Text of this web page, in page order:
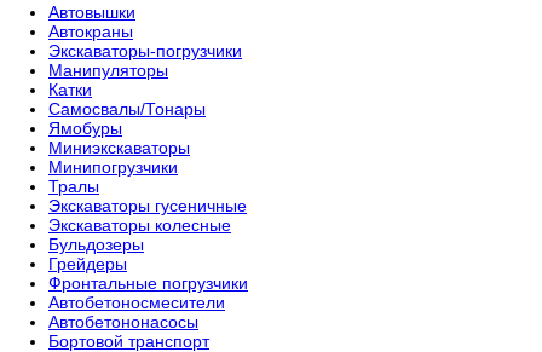
Автовышки
Автокраны
Экскаваторы-погрузчики
Манипуляторы
Катки
Самосвалы/Тонары
Ямобуры
Миниэкскаваторы
Минипогрузчики
Тралы
Экскаваторы гусеничные
Экскаваторы колесные
Бульдозеры
Грейдеры
Фронтальные погрузчики
Автобетоносмесители
Автобетононасосы
Бортовой транспорт